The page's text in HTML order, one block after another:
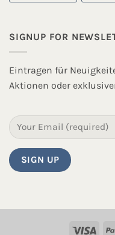
SIGNUP FOR
Eintragen für
Aktionen oder